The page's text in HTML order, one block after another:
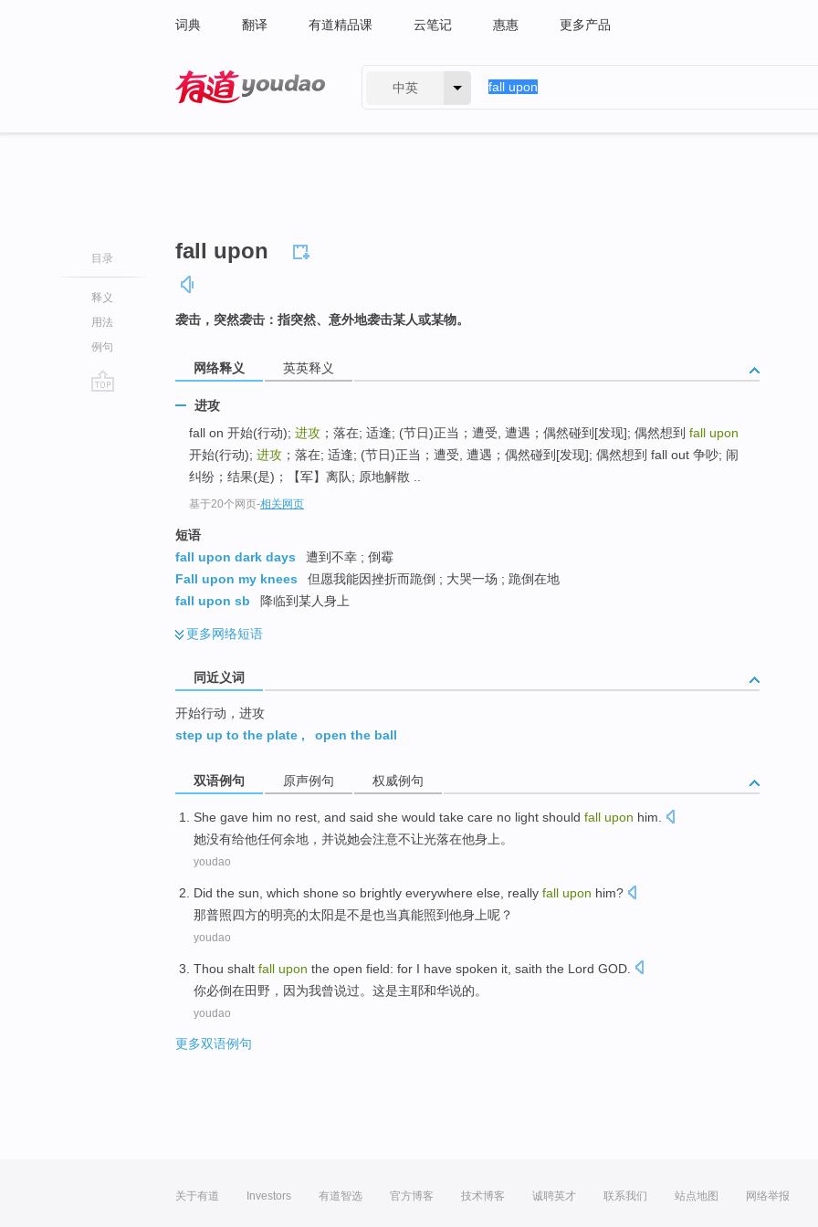
词典 翻译 有道精品课 云笔记 惠惠 更多产品
中英
目录
释义
用法
例句
fall upon
袭击，突然袭击：指突然、意外地袭击某人或某物。
网络释义 英英释义
进攻
fall on 开始(行动); 进攻 ；落在; 适逢; (节日)正当；遭受, 遭遇；偶然碰到[发现]; 偶然想到 fall upon
开始(行动); 进攻 ；落在; 适逢; (节日)正当；遭受, 遭遇；偶然碰到[发现]; 偶然想到 fall out 争吵; 闹
纠纷；结果(是)；【军】离队; 原地解散 ..
基于20个网页-相关网页
短语
fall upon dark days
遭到不幸 ; 倒霉
Fall upon my knees
但愿我能因挫折而跪倒 ; 大哭一场 ; 跪倒在地
fall upon sb
降临到某人身上
更多网络短语
同近义词
开始行动，进攻
step up to the plate , open the ball
双语例句 原声例句 权威例句
She gave him no rest and said she would take care no light should fall upon him.
她没有给他任何余地 ， 并说她会注意不让光落在他身上。
youdao
Did the sun , which shone so brightly everywhere else, really fall upon him?
那普照四方的明亮的太阳是不是也当真能照到他身上呢？
youdao
Thou shalt fall upon the open field: for I have spoken it, saith the Lord GOD
你必倒在田野 ， 因为我曾说过。这是主耶和华说的。
youdao
更多双语例句
关于有道 Investors 有道智选 官方博客 技术博客 诚聘英才 联系我们 站点地图 网络举报